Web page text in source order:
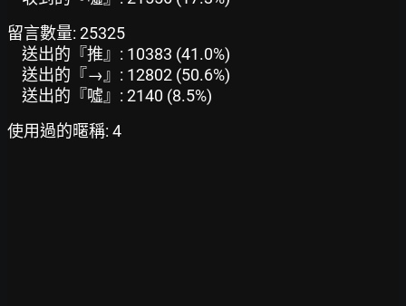
留言數量: 25325
送出的『推』: 10383 (41.0%)
送出的『→』: 12802 (50.6%)
送出的『噓』: 2140 (8.5%)
使用過的暱稱: 4